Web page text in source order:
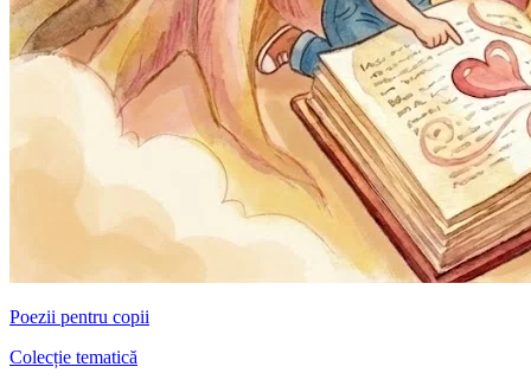
Poezii pentru copii
Colecție tematică